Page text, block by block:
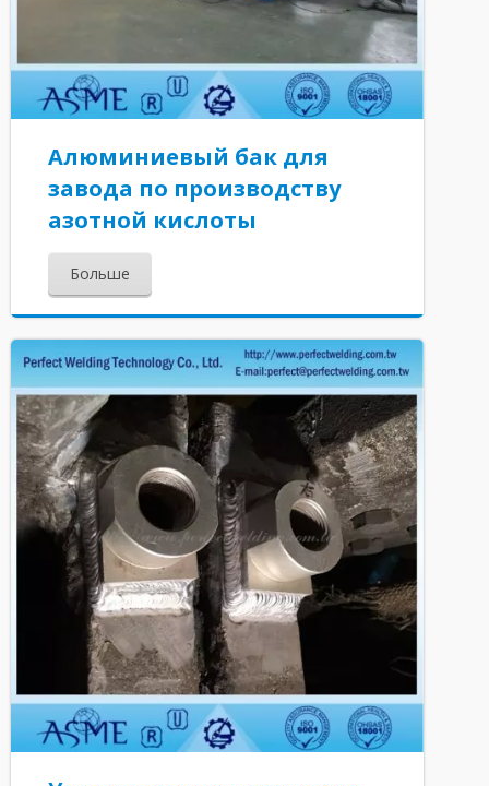
Алюминиевый бак для
завода по производству
азотной кислоты
Больше